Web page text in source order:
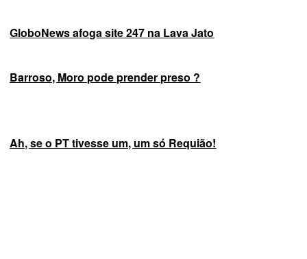
GloboNews afoga site 247 na Lava Jato
Barroso, Moro pode prender preso ?
Ah, se o PT tivesse um, um só Requião!